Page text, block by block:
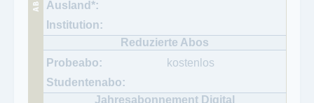
kostenlos